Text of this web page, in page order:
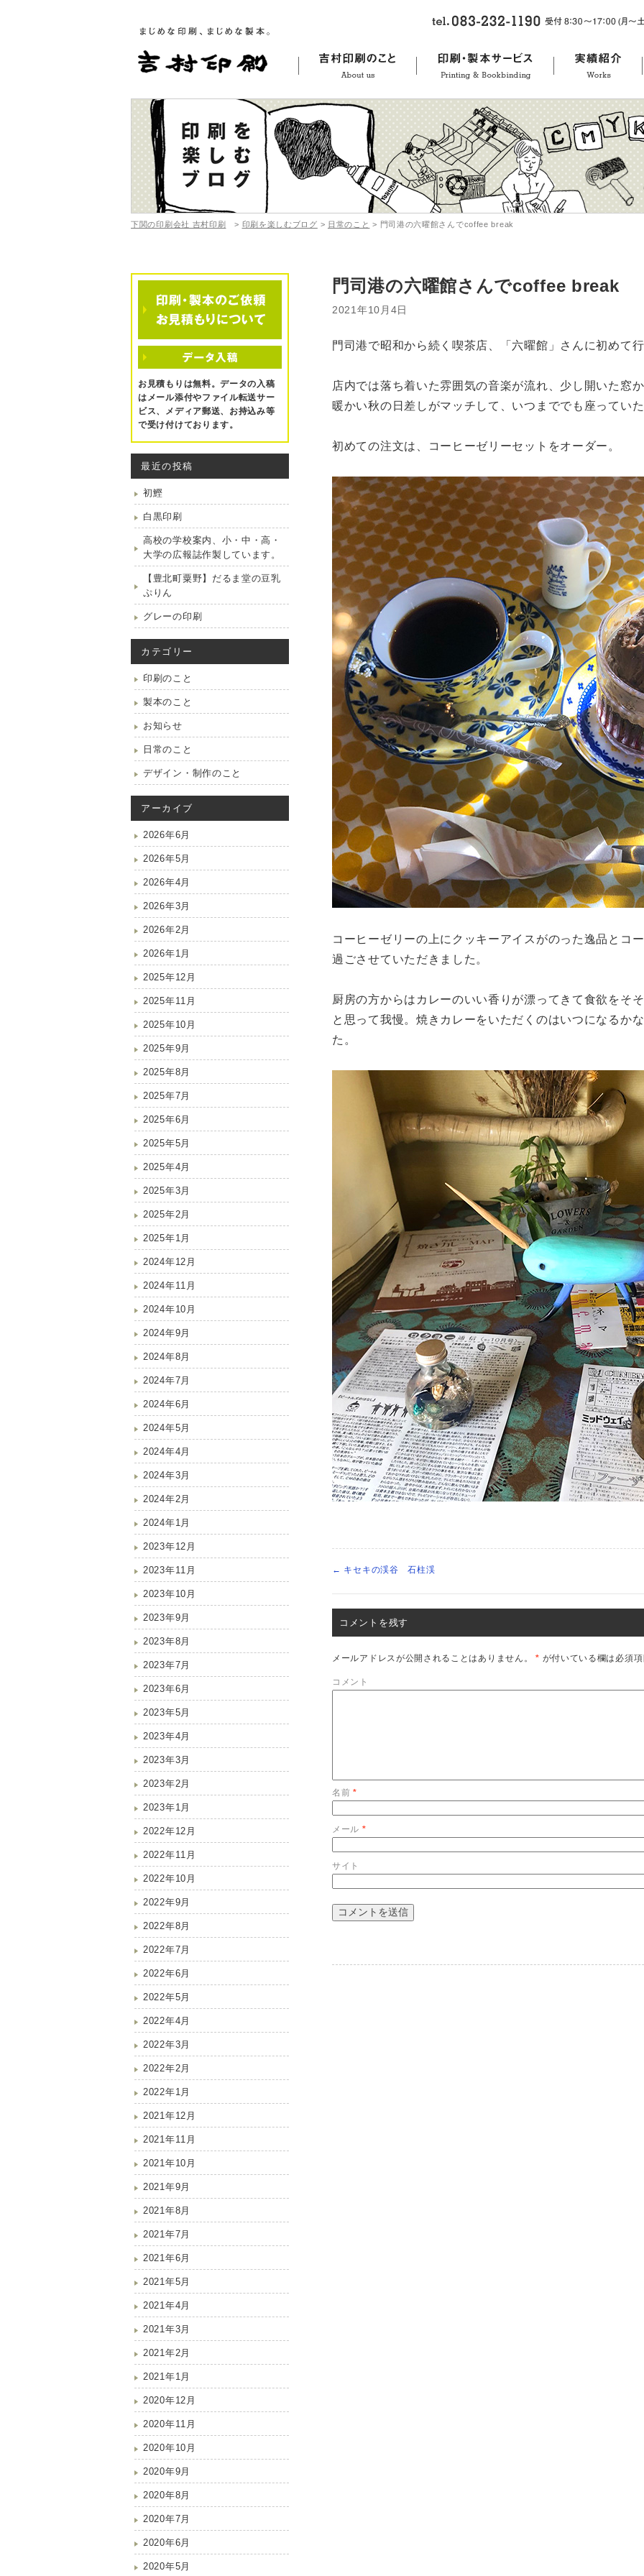
下関の印刷会社 吉村印刷 > 印刷を楽しむブログ > 日常のこと > 門司港の六曜館さんでcoffee break
お見積もりは無料。データの入稿
はメール添付やファイル転送サー
ビス、メディア郵送、お持込み等
で受け付けております。
最近の投稿
初鰹
白黒印刷
高校の学校案内、小・中・高・
大学の広報誌作製しています。
【豊北町粟野】だるま堂の豆乳
ぷりん
グレーの印刷
カテゴリー
印刷のこと
製本のこと
お知らせ
日常のこと
デザイン・制作のこと
アーカイブ
2026年6月
2026年5月
2026年4月
2026年3月
2026年2月
2026年1月
2025年12月
2025年11月
2025年10月
2025年9月
2025年8月
2025年7月
2025年6月
2025年5月
2025年4月
2025年3月
2025年2月
2025年1月
2024年12月
2024年11月
2024年10月
2024年9月
2024年8月
2024年7月
2024年6月
2024年5月
2024年4月
2024年3月
2024年2月
2024年1月
2023年12月
2023年11月
2023年10月
2023年9月
2023年8月
2023年7月
2023年6月
2023年5月
2023年4月
2023年3月
2023年2月
2023年1月
2022年12月
2022年11月
2022年10月
2022年9月
2022年8月
2022年7月
2022年6月
2022年5月
2022年4月
2022年3月
2022年2月
2022年1月
2021年12月
2021年11月
2021年10月
2021年9月
2021年8月
2021年7月
2021年6月
2021年5月
2021年4月
2021年3月
2021年2月
2021年1月
2020年12月
2020年11月
2020年10月
2020年9月
2020年8月
2020年7月
2020年6月
2020年5月
門司港の六曜館さんでcoffee break
2021年10月4日
門司港で昭和から続く喫茶店、「六曜館」さんに初めて
店内では落ち着いた雰囲気の音楽が流れ、少し開いた窓
暖かい秋の日差しがマッチして、いつまででも座ってい
初めての注文は、コーヒーゼリーセットをオーダー。
コーヒーゼリーの上にクッキーアイスがのった逸品とコ
過ごさせていただきました。
厨房の方からはカレーのいい香りが漂ってきて食欲をそ
と思って我慢。焼きカレーをいただくのはいつになるか
た。
← キセキの渓谷 石柱渓
コメントを残す
メールアドレスが公開されることはありません。 * が付いている欄は必須
コメント
名前*
メール *
サイト